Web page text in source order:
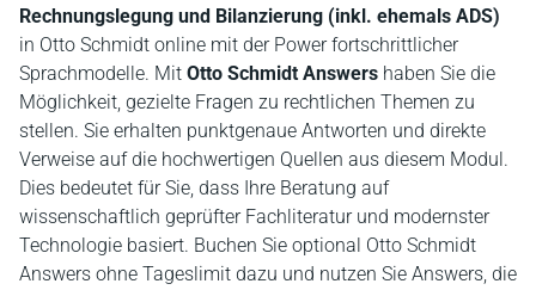
Rechnungslegung und Bilanzierung (inkl. ehemals ADS)
in Otto Schmidt online mit der Power fortschrittlicher
Sprachmodelle. Mit Otto Schmidt Answers haben Sie die
Möglichkeit, gezielte Fragen zu rechtlichen Themen zu
stellen. Sie erhalten punktgenaue Antworten und direkte
Verweise auf die hochwertigen Quellen aus diesem Modul.
Dies bedeutet für Sie, dass Ihre Beratung auf
wissenschaftlich geprüfter Fachliteratur und modernster
Technologie basiert. Buchen Sie optional Otto Schmidt
Answers ohne Tageslimit dazu und nutzen Sie Answers, die